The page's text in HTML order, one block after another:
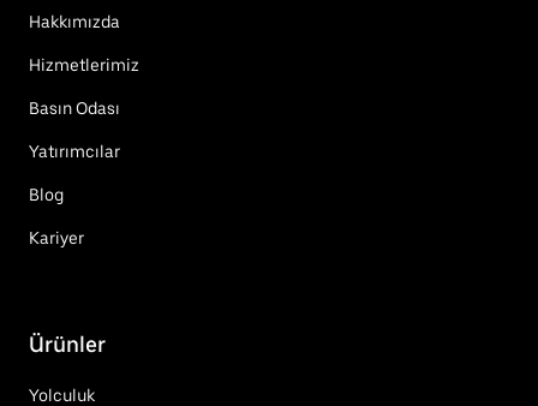
Hakkımızda
Hizmetlerimiz
Basın Odası
Yatırımcılar
Blog
Kariyer
Ürünler
Yolculuk